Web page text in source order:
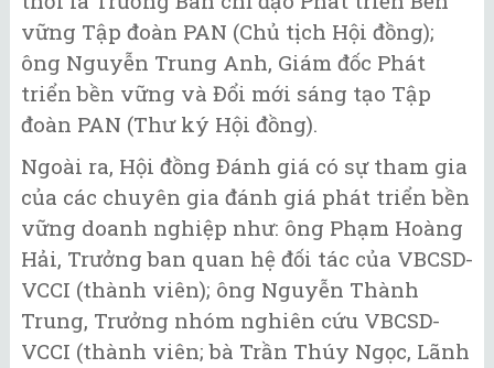
vững Tập đoàn PAN (Chủ tịch Hội đồng);
ông Nguyễn Trung Anh, Giám đốc Phát
triển bền vững và Đổi mới sáng tạo Tập
đoàn PAN (Thư ký Hội đồng).
Ngoài ra, Hội đồng Đánh giá có sự tham gia
của các chuyên gia đánh giá phát triển bền
vững doanh nghiệp như: ông Phạm Hoàng
Hải, Trưởng ban quan hệ đối tác của VBCSD-
VCCI (thành viên); ông Nguyễn Thành
Trung, Trưởng nhóm nghiên cứu VBCSD-
VCCI (thành viên; bà Trần Thúy Ngọc, Lãnh